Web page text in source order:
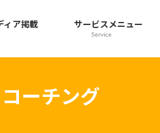
ィア掲載 サービスメニュー
Service
コーチング